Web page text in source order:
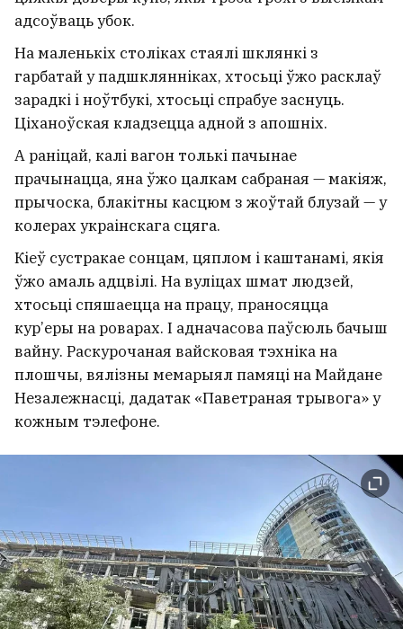
адсоўваць убок.
На маленькіх століках стаялі шклянкі з
гарбатай у падшклянніках, хтосьці ўжо расклаў
зарадкі і ноўтбукі, хтосьці спрабуе заснуць.
Ціханоўская кладзецца адной з апошніх.
А раніцай, калі вагон толькі пачынае
прачынацца, яна ўжо цалкам сабраная — макіяж,
прычоска, блакітны касцюм з жоўтай блузай — у
колерах украінскага сцяга.
Кіеў сустракае сонцам, цяплом і каштанамі, якія
ўжо амаль адцвілі. На вуліцах шмат людзей,
хтосьці спяшаецца на працу, праносяцца
кур’еры на роварах. І адначасова паўсюль бачыш
вайну. Раскурочаная вайсковая тэхніка на
плошчы, вялізны мемарыял памяці на Майдане
Незалежнасці, дадатак «Паветраная трывога» у
кожным тэлефоне.